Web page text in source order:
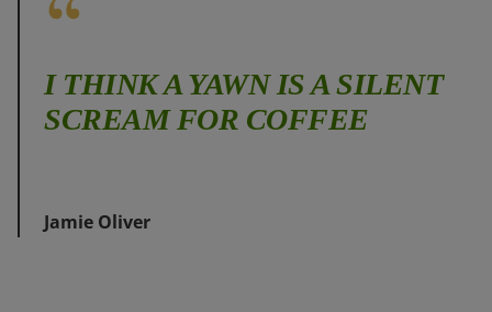
I THINK A YAWN IS A SILENT
SCREAM FOR COFFEE
Jamie Oliver